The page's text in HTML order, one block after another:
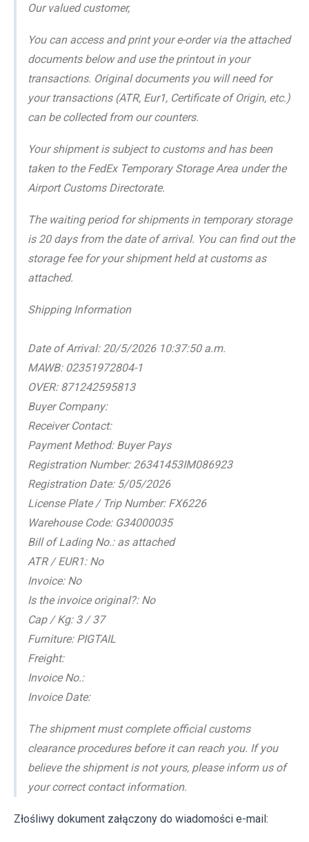
Our valued customer,
You can access and print your e-order via the attached
documents below and use the printout in your
transactions. Original documents you will need for
your transactions (ATR, Eur1, Certificate of Origin, etc.)
can be collected from our counters.
Your shipment is subject to customs and has been
taken to the FedEx Temporary Storage Area under the
Airport Customs Directorate.
The waiting period for shipments in temporary storage
is 20 days from the date of arrival. You can find out the
storage fee for your shipment held at customs as
attached.
Shipping Information
Date of Arrival: 20/5/2026 10:37:50 a.m.
MAWB: 02351972804-1
OVER: 871242595813
Buyer Company:
Receiver Contact:
Payment Method: Buyer Pays
Registration Number: 26341453IM086923
Registration Date: 5/05/2026
License Plate / Trip Number: FX6226
Warehouse Code: G34000035
Bill of Lading No.: as attached
ATR / EUR1: No
Invoice: No
Is the invoice original?: No
Cap / Kg: 3 / 37
Furniture: PIGTAIL
Freight:
Invoice No.:
Invoice Date:
The shipment must complete official customs
clearance procedures before it can reach you. If you
believe the shipment is not yours, please inform us of
your correct contact information.
Złośliwy dokument załączony do wiadomości e-mail: